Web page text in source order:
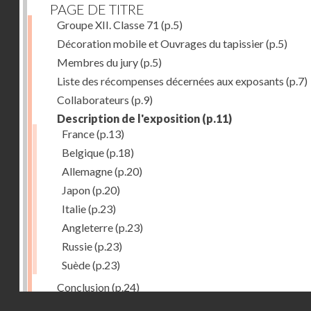
PAGE DE TITRE
Groupe XII. Classe 71 (p.5)
Décoration mobile et Ouvrages du tapissier(p.5)
Membres du jury(p.5)
Liste des récompenses décernées aux exposants (p.7)
Collaborateurs (p.9)
Description de l'exposition (p.11)
France(p.13)
Belgique(p.18)
Allemagne(p.20)
Japon(p.20)
Italie(p.23)
Angleterre(p.23)
Russie(p.23)
Suède(p.23)
Conclusion(p.24)